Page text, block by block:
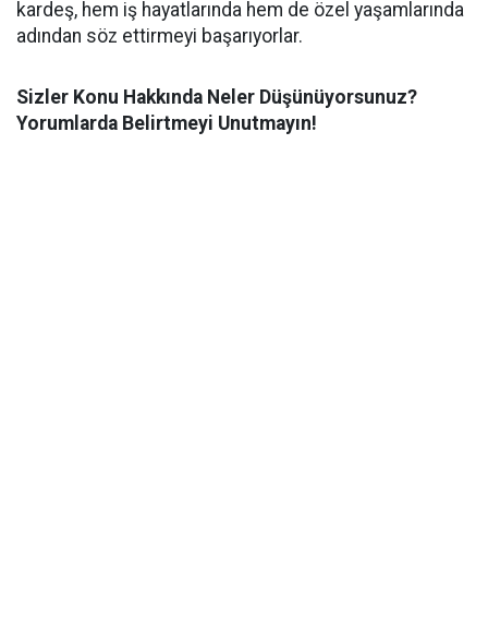
kardeş, hem iş hayatlarında hem de özel yaşamlarında
adından söz ettirmeyi başarıyorlar.
Sizler Konu Hakkında Neler Düşünüyorsunuz?
Yorumlarda Belirtmeyi Unutmayın!